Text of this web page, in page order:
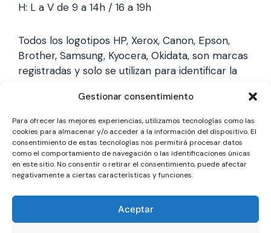
Gestionar consentimiento
Para ofrecer las mejores experiencias, utilizamos tecnologías como las
cookies para almacenar y/o acceder a la información del dispositivo. El
consentimiento de estas tecnologías nos permitirá procesar datos
como el comportamiento de navegación o las identificaciones únicas
en este sitio. No consentir o retirar el consentimiento, puede afectar
negativamente a ciertas características y funciones.
Aceptar
H: L a V de 9 a 14h / 16 a 19h
Todos los logotipos HP, Xerox, Canon, Epson,
Brother, Samsung, Kyocera, Okidata, son marcas
registradas y solo se utilizan para identificar la
marcas, y solo reparamos impresoras laser,
somos un servicio técnico especializado y
totalmente independiente.
Los logotipos y marcas son marcas registradas
identificarla, no gestionamos garantías oficiales,
somos un servicio técnico totalmente